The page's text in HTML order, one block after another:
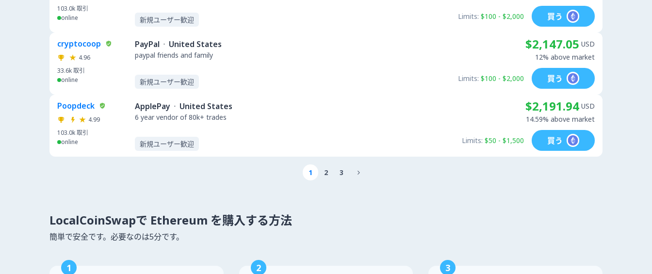
103.0k取引
online
新規ユーザー歓迎 Limits: $100 - $2,000 買う
cryptocoop
4.96
33.6k取引
online
PayPal · United States
paypal friends and family
新規ユーザー歓迎
$2,147.05 USD
12% above market
Limits: $100 - $2,000 買う
Poopdeck
4.99
103.0k取引
online
ApplePay · United States
6 year vendor of 80k+ trades
新規ユーザー歓迎
$2,191.94 USD
14.59% above market
Limits: $50 - $1,500 買う
1 2 3 
LocalCoinSwapで Ethereum を購入する方法
簡単で安全です。必要なのは5分です。
1 2 3